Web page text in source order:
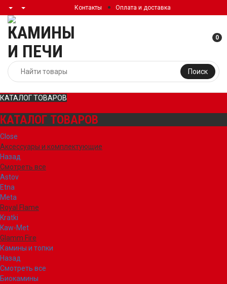
Контакты Оплата и доставка
Поиск
0
КАТАЛОГ ТОВАРОВ
КАТАЛОГ ТОВАРОВ
Close
Аксессуары и комплектующие
Назад
Смотреть все
Astov
Etna
Meta
Royal Flame
Kratki
Kaw-Met
Glamm Fire
Камины и топки
Назад
Смотреть все
Биокамины